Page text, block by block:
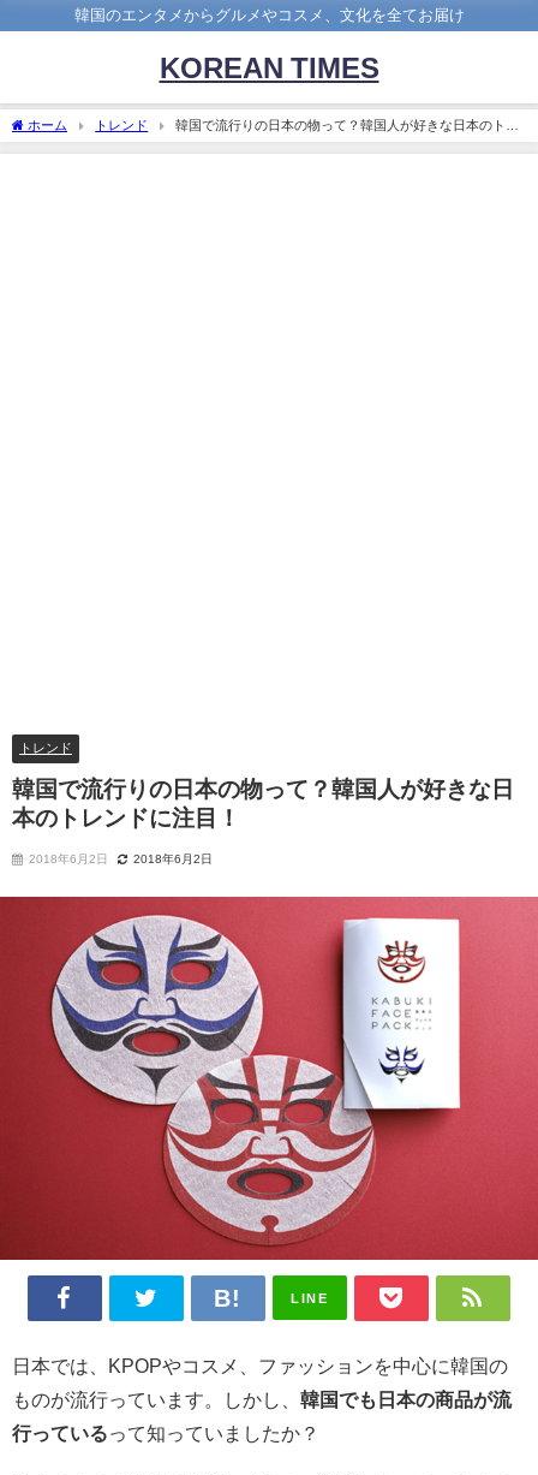
韓国のエンタメからグルメやコスメ、文化を全てお届け
KOREAN TIMES
ホーム トレンド
韓国で流行りの日本の物って？韓国人が好きな日本のトレ
ンドに注目！
トレンド
韓国で流行りの日本の物って？韓国人が好きな日
本のトレンドに注目！
2018年6月2日 2018年6月2日
LINE
日本では、KPOPやコスメ、ファッションを中心に韓国の
ものが流行っています。しかし、 韓国でも日本の商品が流
行っているって知っていましたか？